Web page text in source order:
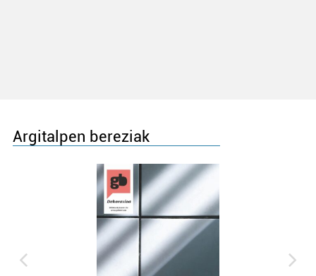
Argitalpen bereziak